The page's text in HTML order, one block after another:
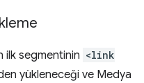
ilk segmentinin <link
yükleneceği ve Medya